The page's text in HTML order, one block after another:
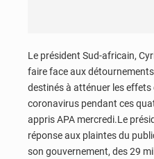
Le président Sud-africain,
faire face aux
destinés à atténuer les effets
coronavirus pendant ces
appris APA mercredi.Le
réponse aux plaintes du
son gouvernement, des 29